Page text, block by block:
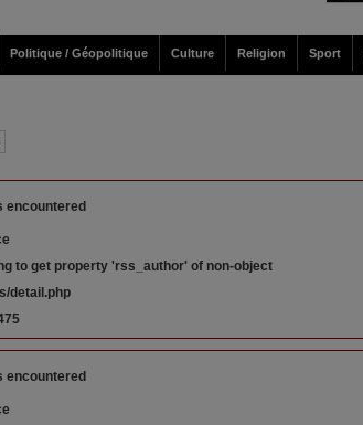
Politique / Géopolitique Culture Religion Sport
encountered
to get property 'rss_author' of non-object
detail.php
encountered